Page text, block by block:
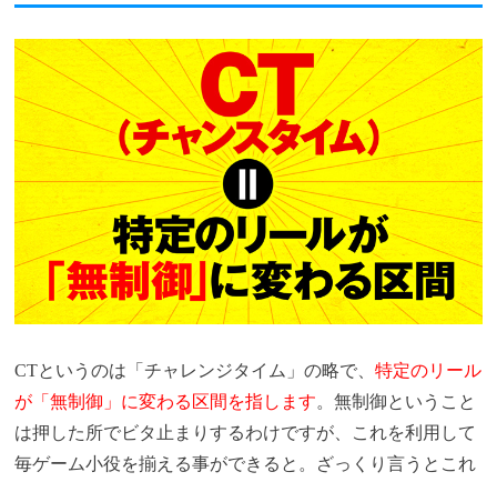
CTというのは「チャレンジタイム」の略で、特定のリール
が「無制御」に変わる区間を指します。無制御ということ
は押した所でビタ止まりするわけですが、これを利用して
毎ゲーム小役を揃える事ができると。ざっくり言うとこれ